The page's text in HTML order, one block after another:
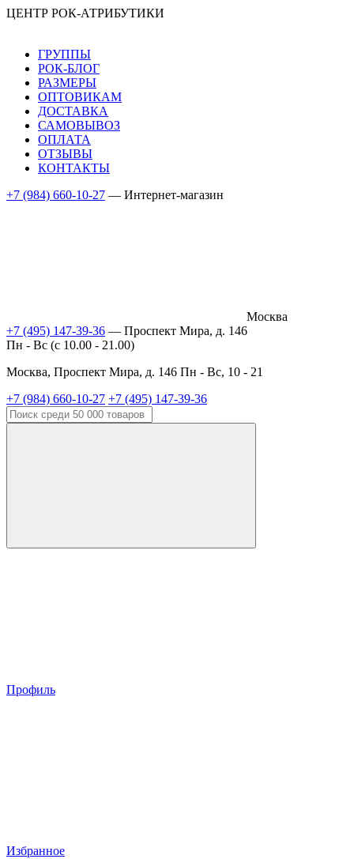
ЦЕНТР РОК-АТРИБУТИКИ
ГРУППЫ
РОК-БЛОГ
РАЗМЕРЫ
ОПТОВИКАМ
ДОСТАВКА
САМОВЫВОЗ
ОПЛАТА
ОТЗЫВЫ
КОНТАКТЫ
+7 (984) 660-10-27 — Интернет-магазин
Москва
+7 (495) 147-39-36 — Проспект Мира, д. 146
Пн - Вс (c 10.00 - 21.00)
Москва, Проспект Мира, д. 146 Пн - Вс, 10 - 21
+7 (984) 660-10-27 +7 (495) 147-39-36
Профиль
Избранное